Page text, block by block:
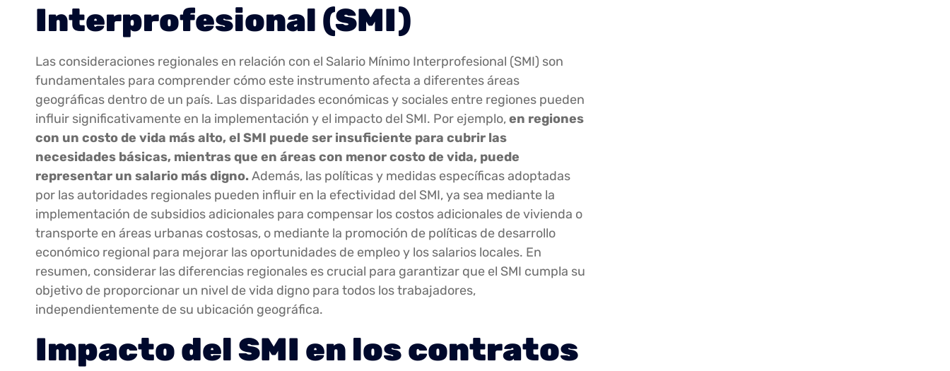
Interprofesional (SMI)
Las consideraciones regionales en relación con el Salario Mínimo Interprofesional (SMI) son
fundamentales para comprender cómo este instrumento afecta a diferentes áreas
geográficas dentro de un país. Las disparidades económicas y sociales entre regiones pueden
influir significativamente en la implementación y el impacto del SMI. Por ejemplo,en regiones
con un costo de vida más alto, el SMI puede ser insuficiente para cubrir las
necesidades básicas, mientras que en áreas con menor costo de vida, puede
representar un salario más digno. Además, las políticas y medidas específicas adoptadas
por las autoridades regionales pueden influir en la efectividad del SMI, ya sea mediante la
implementación de subsidios adicionales para compensar los costos adicionales de vivienda o
transporte en áreas urbanas costosas, o mediante la promoción de políticas de desarrollo
económico regional para mejorar las oportunidades de empleo y los salarios locales. En
resumen, considerar las diferencias regionales es crucial para garantizar que el SMI cumpla su
objetivo de proporcionar un nivel de vida digno para todos los trabajadores,
independientemente de su ubicación geográfica.
Impacto del SMI en los contratos